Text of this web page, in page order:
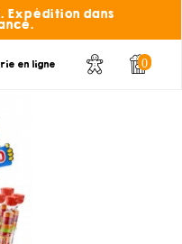
Expédition dans
en ligne 0